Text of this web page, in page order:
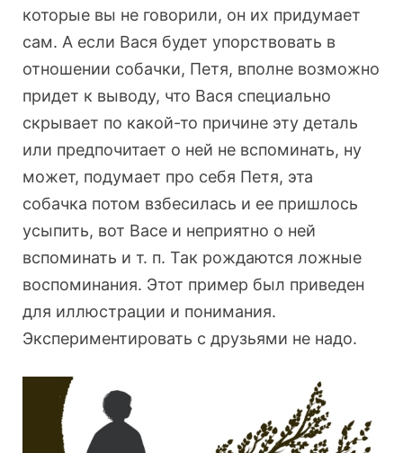
которые вы не говорили, он их придумает
сам. А если Вася будет упорствовать в
отношении собачки, Петя, вполне возможно
придет к выводу, что Вася специально
скрывает по какой-то причине эту деталь
или предпочитает о ней не вспоминать, ну
может, подумает про себя Петя, эта
собачка потом взбесилась и ее пришлось
усыпить, вот Васе и неприятно о ней
вспоминать и т. п. Так рождаются ложные
воспоминания. Этот пример был приведен
для иллюстрации и понимания.
Экспериментировать с друзьями не надо.